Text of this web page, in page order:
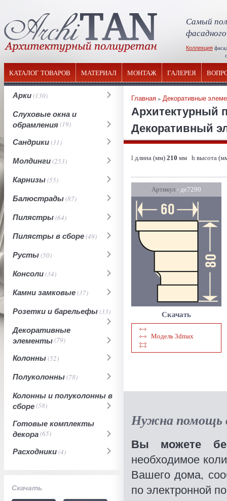
Самый
Коллекция
КАТАЛОГ ТОВАРОВ МАТЕРИАЛ МОНТАЖ ГАЛЕРЕЯ
Арки(130)
Слуховые окна и
обрамления(19)
Сандрики(31)
Молдинги(253)
Карнизы(55)
Балюстрады(87)
Пилястры(64)
Пилястры в сборе(49)
Русты(50)
Консоли(34)
Камни замковые(37)
Розетки и барельефы(33)
Декоративные
элементы(79)
Колонны(52)
Полуколонны(78)
Колонны и полуколонны в
сборе(58)
Готовые комплекты
декора(65)
Расходники(4)
Скачать
Главная» Декоративные
Архитектурный
Декоративный
l длина (мм) 210 мм h высота
Артикул - де7290
Скачать
Модель 3dmax
Нужна помощь
Вы можете
необходимое
Вашего дома,
по электронной